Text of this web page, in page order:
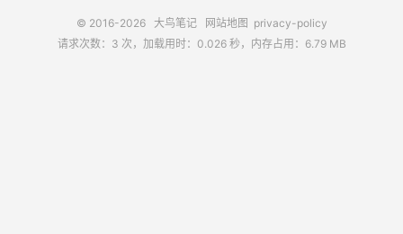
© 2016-2026 大鸟笔记 网站地图 privacy-policy
请求次数：3 次，加载用时：0.026 秒，内存占用：6.79 MB